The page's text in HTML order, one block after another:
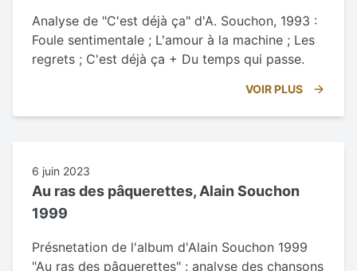
Analyse de "C'est déjà ça" d'A. Souchon, 1993 :
Foule sentimentale ; L'amour à la machine ; Les
regrets ; C'est déjà ça + Du temps qui passe.
VOIR PLUS
6 juin 2023
Au ras des pâquerettes, Alain Souchon
1999
Présnetation de l'album d'Alain Souchon 1999
"Au ras des pâquerettes" : analyse des chansons